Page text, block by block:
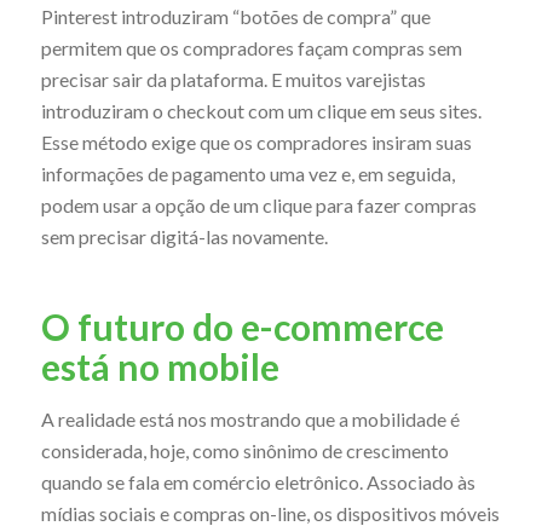
Pinterest introduziram “botões de compra” que
permitem que os compradores façam compras sem
precisar sair da plataforma. E muitos varejistas
introduziram o checkout com um clique em seus sites.
Esse método exige que os compradores insiram suas
informações de pagamento uma vez e, em seguida,
podem usar a opção de um clique para fazer compras
sem precisar digitá-las novamente.
O futuro do e-commerce
está no mobile
A realidade está nos mostrando que a mobilidade é
considerada, hoje, como sinônimo de crescimento
quando se fala em comércio eletrônico. Associado às
mídias sociais e compras on-line, os dispositivos móveis